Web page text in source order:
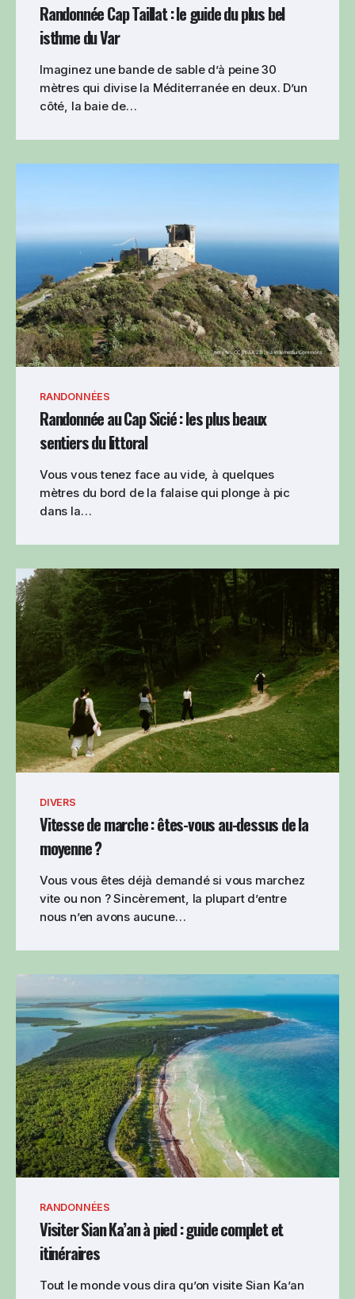
Randonnée Cap Taillat : le guide du plus bel
isthme du Var
Imaginez une bande de sable d’à peine 30
mètres qui divise la Méditerranée en deux. D’un
côté, la baie de…
RANDONNÉES
Randonnée au Cap Sicié : les plus beaux
sentiers du littoral
Vous vous tenez face au vide, à quelques
mètres du bord de la falaise qui plonge à pic
dans la…
DIVERS
Vitesse de marche : êtes-vous au-dessus de la
moyenne ?
Vous vous êtes déjà demandé si vous marchez
vite ou non ? Sincèrement, la plupart d’entre
nous n’en avons aucune…
RANDONNÉES
Visiter Sian Ka’an à pied : guide complet et
itinéraires
Tout le monde vous dira qu’on visite Sian Ka’an